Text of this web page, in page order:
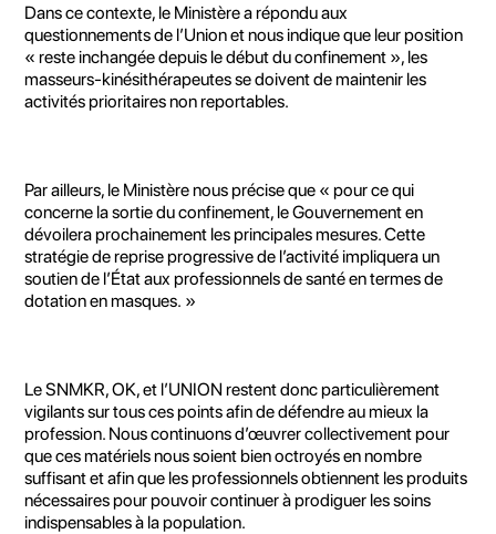
Dans ce contexte, le Ministère a répondu aux
questionnements de l’Union et nous indique que leur position
« reste inchangée depuis le début du confinement », les
masseurs-kinésithérapeutes se doivent de maintenir les
activités prioritaires non reportables.
Par ailleurs, le Ministère nous précise que « pour ce qui
concerne la sortie du confinement, le Gouvernement en
dévoilera prochainement les principales mesures. Cette
stratégie de reprise progressive de l’activité impliquera un
soutien de l’État aux professionnels de santé en termes de
dotation en masques. »
Le SNMKR, OK, et l’UNION restent donc particulièrement
vigilants sur tous ces points afin de défendre au mieux la
profession. Nous continuons d’œuvrer collectivement pour
que ces matériels nous soient bien octroyés en nombre
suffisant et afin que les professionnels obtiennent les produits
nécessaires pour pouvoir continuer à prodiguer les soins
indispensables à la population.